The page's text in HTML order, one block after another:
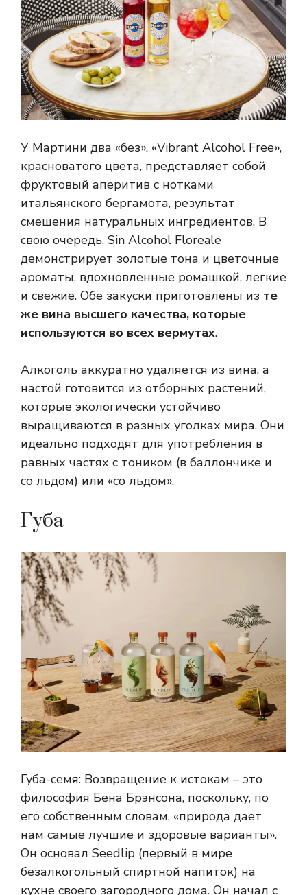
У Мартини два «без». «Vibrant Alcohol Free»,
красноватого цвета, представляет собой
фруктовый аперитив с нотками
итальянского бергамота, результат
смешения натуральных ингредиентов. В
свою очередь, Sin Alcohol Floreale
демонстрирует золотые тона и цветочные
ароматы, вдохновленные ромашкой, легкие
и свежие. Обе закуски приготовлены из те
же вина высшего качества, которые
используются во всех вермутах.
Алкоголь аккуратно удаляется из вина, а
настой готовится из отборных растений,
которые экологически устойчиво
выращиваются в разных уголках мира. Они
идеально подходят для употребления в
равных частях с тоником (в баллончике и
со льдом) или «со льдом».
Губа
Губа-семя: Возвращение к истокам – это
философия Бена Брэнсона, поскольку, по
его собственным словам, «природа дает
нам самые лучшие и здоровые варианты».
Он основал Seedlip (первый в мире
безалкогольный спиртной напиток) на
кухне своего загородного дома. Он начал с